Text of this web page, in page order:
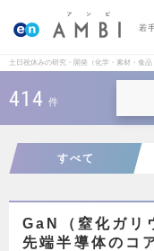
若
土日祝休みの研究・開発（化学・素材・食
414 件
すべて
GaN（窒化ガリ
先端半導体のコ